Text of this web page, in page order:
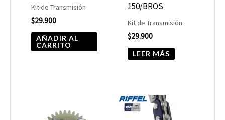
Kit de Transmisión
$29.900
AÑADIR AL
CARRITO
150/BROS
Kit de Transmisión
$29.900
LEER MÁS